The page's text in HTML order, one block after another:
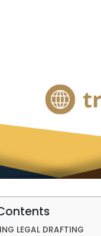
LEGAL DRAFTING